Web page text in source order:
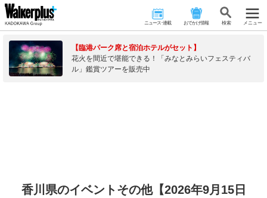
ニュース･連載 おでかけ情報 検 索 メニュー
【臨港パーク席と宿泊ホテルがセット】
花火を間近で堪能できる！「みなとみらいフェスティバ
ル」鑑賞ツアーを販売中
香川県のイベントその他【2026年9月15日